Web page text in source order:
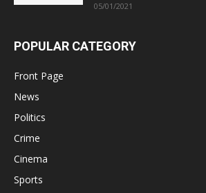
05/01/2021
POPULAR CATEGORY
Front Page
News
Politics
Crime
Cinema
Sports